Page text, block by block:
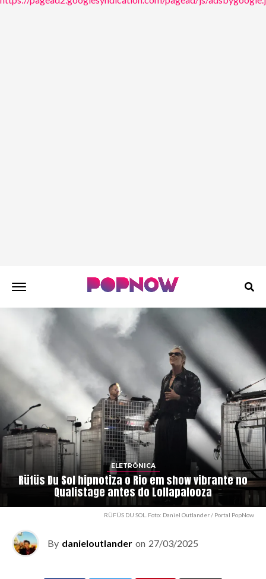
ELETRÔNICA
Rüfüs Du Sol hipnotiza o Rio em show vibrante no
Qualistage antes do Lollapalooza
RÜFÜS DU SOL. Foto: Daniel Outlander / Portal PopNow
By danieloutlander on 27/03/2025